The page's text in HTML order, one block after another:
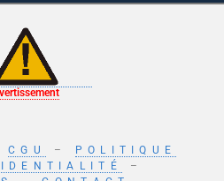
CGU –
POLITIQUE
–